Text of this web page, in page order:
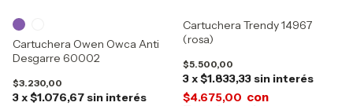
Cartuchera Owen Owca Anti
Desgarre 60002
$3.230,00
3x$1.076,67 sin interés
Cartuchera Trendy 14967
(rosa)
$5.500,00
3x$1.833,33 sin interés
$4.675,00 con